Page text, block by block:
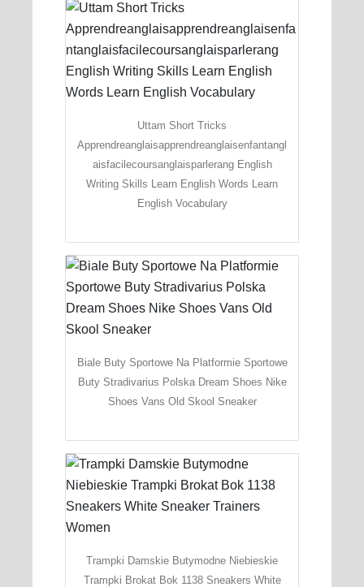
Uttam Short Tricks
Apprendreanglaisapprendreanglaisenfantangl
aisfacilecoursanglaisparlerang English
Writing Skills Learn English Words Learn
English Vocabulary
Biale Buty Sportowe Na Platformie Sportowe
Buty Stradivarius Polska Dream Shoes Nike
Shoes Vans Old Skool Sneaker
Trampki Damskie Butymodne Niebieskie
Trampki Brokat Bok 1138 Sneakers White